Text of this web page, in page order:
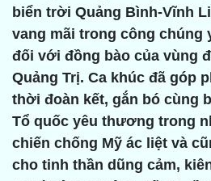
biển trời Quảng Bình-Vĩnh
vang mãi trong công chúng
đối với đồng bào của vùng
Quảng Trị. Ca khúc đã góp
thời đoàn kết, gắn bó cùng
Tổ quốc yêu thương trong
chiến chống Mỹ ác liệt và
cho tinh thần dũng cảm,